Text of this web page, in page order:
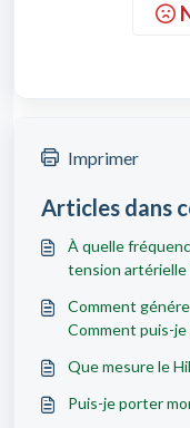
Imprimer
Articles dans
À quelle
tension artérielle
Comment
Comment puis-
Que mesure le
Puis-je porter